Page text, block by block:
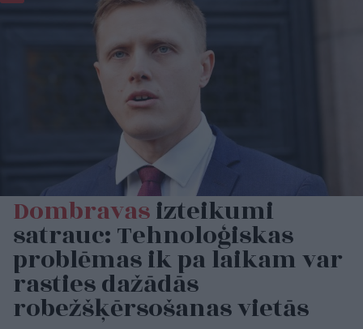
Dombravasizteikumi
satrauc: Tehnoloģiskas
problēmas ik pa laikam var
rasties dažādās
robežšķērsošanas vietās